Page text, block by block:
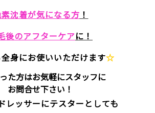
沈着が気になる方 ！
後のアフターケアに！
身にお使いいただけます☆
た方はお気軽にスタッフに
お問合せ下さい！
レッサーにテスターとしても